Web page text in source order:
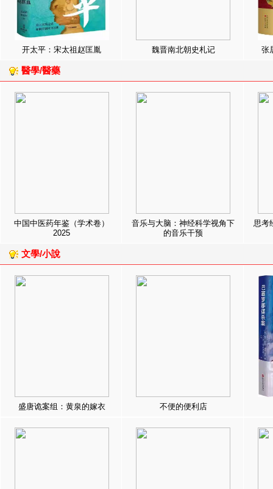
开太平：宋太祖赵匡胤 魏晋南北朝史札记 张
醫學/醫藥
中国中医药年鉴（学术卷）
2025
音乐与大脑：神经科学视角下
的音乐干预
思考
文學/小說
盛唐诡案组：黄泉的嫁衣 不便的便利店